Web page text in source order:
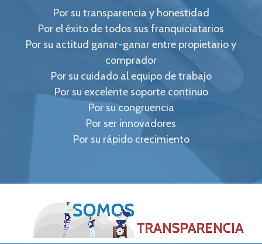
Por su transparencia y honestidad
Por el éxito de todos sus franquiciatarios
Por su actitud ganar-ganar entre propietario y
comprador
Por su cuidado al equipo de trabajo
Por su excelente soporte continuo
Por su congruencia
Por ser innovadores
Por su rápido crecimiento